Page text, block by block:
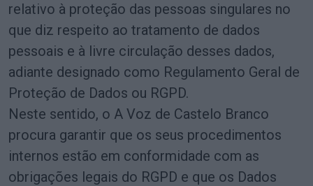
relativo à proteção das pessoas singulares no
que diz respeito ao tratamento de dados
pessoais e à livre circulação desses dados,
adiante designado como Regulamento Geral de
Proteção de Dados ou RGPD.
Neste sentido, o A Voz de Castelo Branco
procura garantir que os seus procedimentos
internos estão em conformidade com as
obrigações legais do RGPD e que os Dados